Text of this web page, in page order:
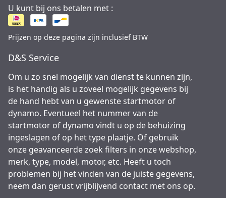
U kunt bij ons betalen met :
Prijzen op deze pagina zijn inclusief BTW
D&S Service
Om u zo snel mogelijk van dienst te kunnen zijn,
is het handig als u zoveel mogelijk gegevens bij
de hand hebt van u gewenste startmotor of
dynamo. Eventueel het nummer van de
startmotor of dynamo vindt u op de behuizing
ingeslagen of op het type plaatje. Of gebruik
onze geavanceerde zoek filters in onze webshop,
merk, type, model, motor, etc. Heeft u toch
problemen bij het vinden van de juiste gegevens,
neem dan gerust vrijblijvend contact met ons op.